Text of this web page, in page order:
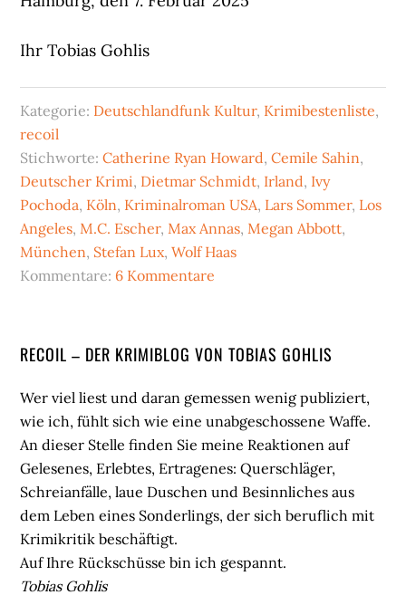
Ihr Tobias Gohlis
Kategorie: Deutschlandfunk Kultur, Krimibestenliste,
recoil
Stichworte:Catherine Ryan Howard,Cemile Sahin,
Deutscher Krimi, Dietmar Schmidt, Irland, Ivy
Pochoda, Köln, Kriminalroman USA, Lars Sommer, Los
Angeles, M.C. Escher, Max Annas, Megan Abbott,
München, Stefan Lux,Wolf Haas
Kommentare: 6 Kommentare
Seitenspalte
RECOIL – DER KRIMIBLOG VON TOBIAS GOHLIS
Wer viel liest und daran gemessen wenig publiziert,
wie ich, fühlt sich wie eine unabgeschossene Waffe.
An dieser Stelle finden Sie meine Reaktionen auf
Gelesenes, Erlebtes, Ertragenes: Querschläger,
Schreianfälle, laue Duschen und Besinnliches aus
dem Leben eines Sonderlings, der sich beruflich mit
Krimikritik beschäftigt.
Auf Ihre Rückschüsse bin ich gespannt.
Tobias Gohlis